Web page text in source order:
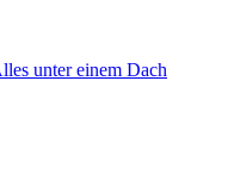
unter einem Dach